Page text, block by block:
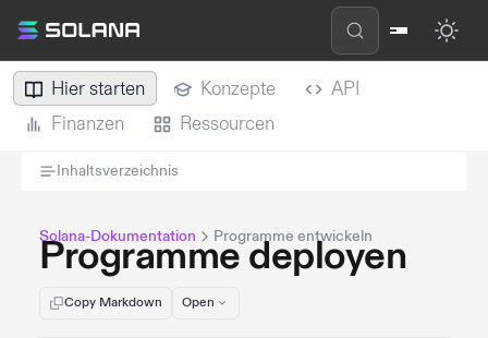
Hier starten Konzepte
API
Finanzen
Ressourcen
Inhaltsverzeichnis
Solana-Dokumentation Programme entwickeln
Programme deployen
Copy Markdown Open